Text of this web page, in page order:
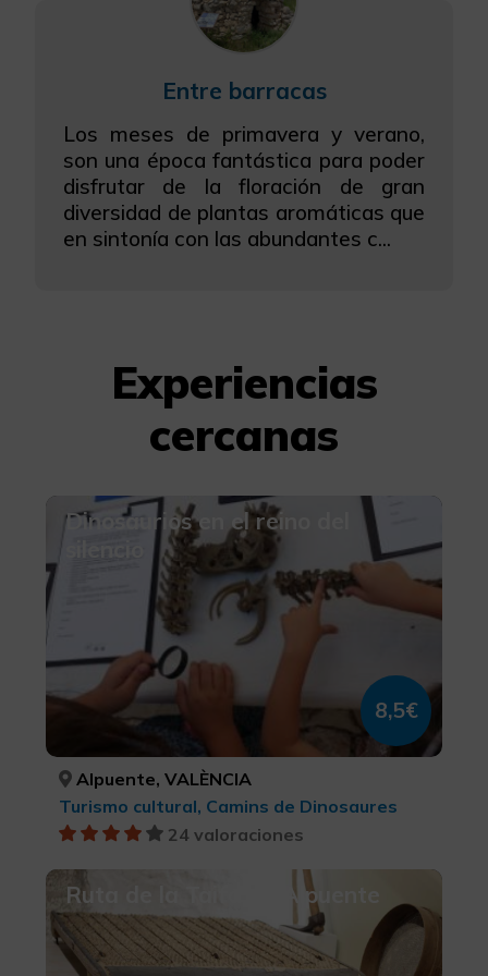
Entre barracas
Los meses de primavera y verano,
son una época fantástica para poder
disfrutar de la floración de gran
diversidad de plantas aromáticas que
en sintonía con las abundantes c...
Experiencias
cercanas
Dinosaurios en el reino del
8,5€
Alpuente, VALÈNCIA
Turismo cultural, Camins de Dinosaures
24 valoraciones
Ruta de la Taifa de Alpuente